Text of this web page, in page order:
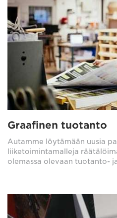
Graafinen tuotanto
Autamme löytämään uusia
liiketoimintamalleja
olemassa olevaan tuotanto-